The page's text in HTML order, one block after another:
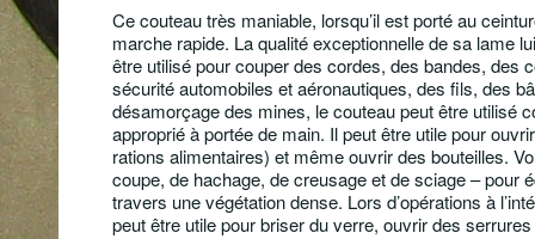
Ce couteau très maniable, lorsqu’il est porté au
marche rapide. La qualité exceptionnelle de sa lame
être utilisé pour couper des cordes, des bandes, des
sécurité automobiles et aéronautiques, des fils, des
désamorçage des mines, le couteau peut être utilisé
approprié à portée de main. Il peut être utile pour
rations alimentaires) et même ouvrir des bouteilles.
coupe, de hachage, de creusage et de sciage – pour
travers une végétation dense. Lors d’opérations à
peut être utile pour briser du verre, ouvrir des